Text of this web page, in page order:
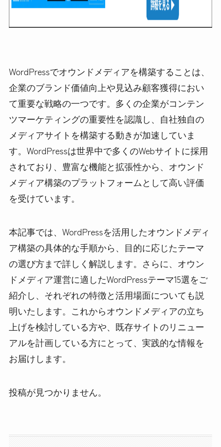
WordPressでオウンドメディアを構築することは、
企業のブランド価値向上や見込み顧客獲得におい
て重要な戦略の一つです。多くの企業がコンテン
ツマーケティングの重要性を認識し、自社独自の
メディアサイトを構築する動きが加速していま
す。WordPressは世界中で多くのWebサイトに採用
されており、豊富な機能と拡張性から、オウンド
メディア構築のプラットフォームとして高い評価
を受けています。
本記事では、WordPressを活用したオウンドメディ
ア構築の具体的な手順から、目的に応じたテーマ
の選び方まで詳しく解説します。さらに、オウン
ドメディア運営に適したWordPressテーマ15選をご
紹介し、それぞれの特徴と活用場面についても説
明いたします。これからオウンドメディアの立ち
上げを検討している方や、既存サイトのリニュー
アルを計画している方にとって、実践的な情報を
お届けします。
投稿が見つかりません。